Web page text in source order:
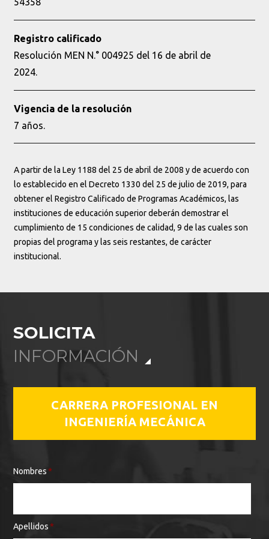
Registro calificado
Resolución MEN N.° 004925 del 16 de abril de
2024.
Vigencia de la resolución
7 años.
A partir de la Ley 1188 del 25 de abril de 2008 y de acuerdo con
lo establecido en el Decreto 1330 del 25 de julio de 2019, para
obtener el Registro Calificado de Programas Académicos, las
instituciones de educación superior deberán demostrar el
cumplimiento de 15 condiciones de calidad, 9 de las cuales son
propias del programa y las seis restantes, de carácter
institucional.
SOLICITA
INFORMACIÓN
CARRERA PROFESIONAL EN
INGENIERÍA MECÁNICA
Nombres *
Apellidos *